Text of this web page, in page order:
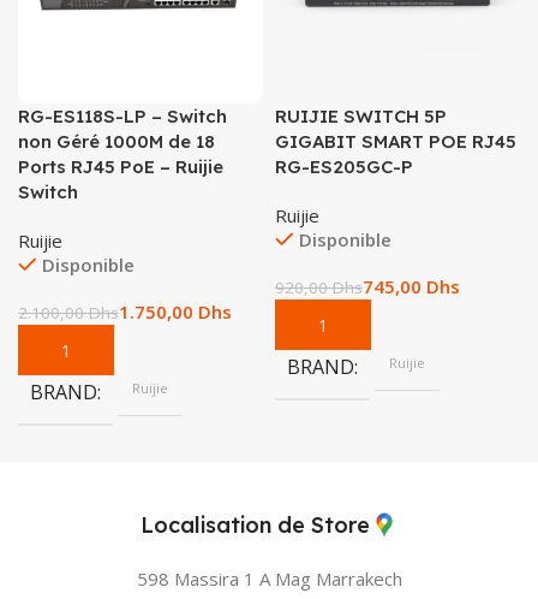
RG-ES118S-LP – Switch
non Géré 1000M de 18
Ports RJ45 PoE – Ruijie
Switch
Ruijie
Disponible
2.100,00Dhs1.750,00 Dhs
BRAND Ruijie
RUIJIE SWITCH 5P
GIGABIT SMART POE RJ45
RG-ES205GC-P
Ruijie
Disponible
920,00Dhs745,00 Dhs
BRAND Ruijie
Localisation de Store
598 Massira 1 A Mag Marrakech